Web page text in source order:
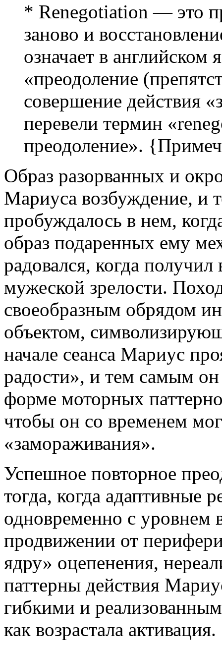
* Renegotiation — это
заново и
означает в
«преодоление
совершение действия
перевели термин
преодоление».
Образ разорванных и
Мариуса возбуждение, и
пробуждалось в нем,
образ подаренных ему
радовался, когда
мужеской зрелости.
своеобразным обрядом
объектом,
начале сеанса Мариус
радости», и тем самым он
форме моторных
чтобы он со временем
«замораживания».
Успешное повторное
тогда, когда адаптивные
одновременно с уровнем
продвижении от
ядру» оцепенения,
паттерны действия
гибкими и
как возрастала активация.